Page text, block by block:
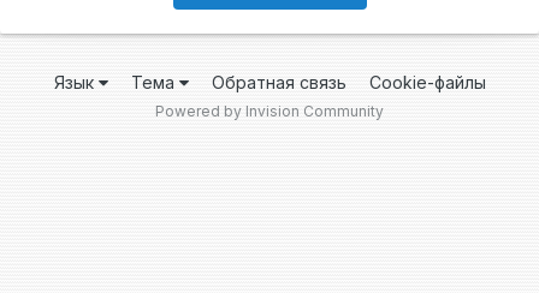
Язык Тема Обратная связь Cookie-файлы
Powered by Invision Community